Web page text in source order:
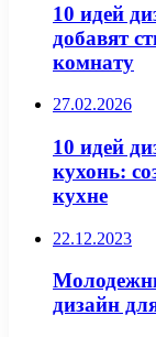
10 идей
добавят
комнату
27.02.2026
10 идей
кухонь:
кухне
22.12.2023
дизайн